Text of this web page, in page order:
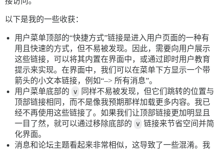
以下是我的一些收获：
用户菜单顶部的“快捷方式”链接是进入用户页面的一种有
用且快速的方式，但不易被发现。因此，需要向用户展示
这些链接，可以将其内置在界面中，或通过即时用户教育
提示来实现。在界面中，我们可以在菜单下方显示一个带
箭头的小文本链接，例如“–> 所有消息”。
用户菜单底部的 v
同样不易被发现，但它们跳转的位置与
顶部链接相同，而不是像我预期那样加载更多内容。我已
经不再使用这些链接了。如果我们让顶部链接更加明显且
一目了然，就可以通过移除底部的 v 链接来节省空间并简
化界面。
消息和论坛主题看起来非常相似，这导致了一些混淆。我